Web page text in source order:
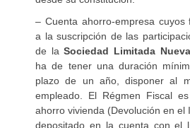
– Cuenta ahorro-empresa cuyos
a la suscripción de las
de laSociedad Limitada
ha de tener una duración
plazo de un año, disponer al
empleado. El Régmen Fiscal
ahorro vivienda (Devolución en el
depositado en la cuenta con el